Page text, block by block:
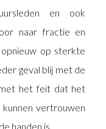
en ook
naar fractie en
op sterkte
geval blij met de
het feit dat het
vertrouwen
handen is.